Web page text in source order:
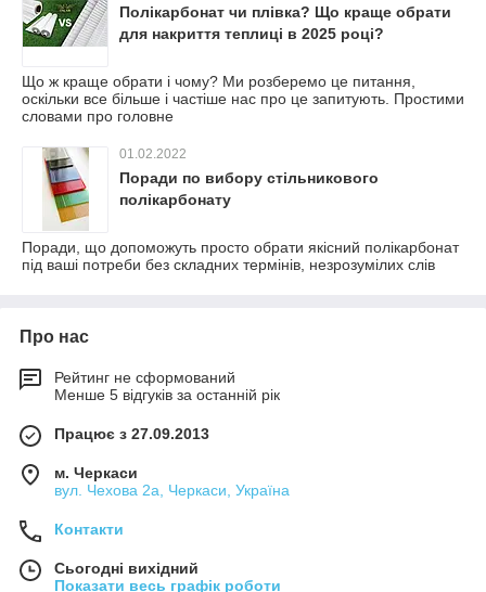
Полікарбонат чи плівка? Що краще обрати
для накриття теплиці в 2025 році?
Що ж краще обрати і чому? Ми розберемо це питання,
оскільки все більше і частіше нас про це запитують. Простими
словами про головне
01.02.2022
Поради по вибору стільникового
полікарбонату
Поради, що допоможуть просто обрати якісний полікарбонат
під ваші потреби без складних термінів, незрозумілих слів
Про нас
Рейтинг не сформований
Менше 5 відгуків за останній рік
Працює з 27.09.2013
м. Черкаси
вул. Чехова 2а, Черкаси, Україна
Контакти
Сьогодні вихідний
Показати весь графік роботи